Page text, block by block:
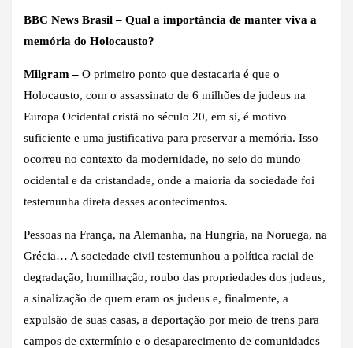
BBC News Brasil – Qual a importância de manter viva a
memória do Holocausto?
Milgram – O primeiro ponto que destacaria é que o
Holocausto, com o assassinato de 6 milhões de judeus na
Europa Ocidental cristã no século 20, em si, é motivo
suficiente e uma justificativa para preservar a memória. Isso
ocorreu no contexto da modernidade, no seio do mundo
ocidental e da cristandade, onde a maioria da sociedade foi
testemunha direta desses acontecimentos.
Pessoas na França, na Alemanha, na Hungria, na Noruega, na
Grécia… A sociedade civil testemunhou a política racial de
degradação, humilhação, roubo das propriedades dos judeus,
a sinalização de quem eram os judeus e, finalmente, a
expulsão de suas casas, a deportação por meio de trens para
campos de extermínio e o desaparecimento de comunidades